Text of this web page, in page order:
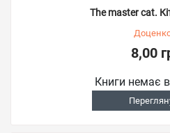
The master cat.
8,00
Книги немає